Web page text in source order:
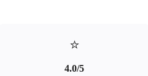
⭐
4.0/5